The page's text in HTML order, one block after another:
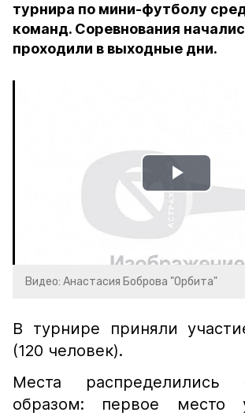
турнира по мини-футболу
команд. Соревнования
проходили в выходные дни.
Play
Video
Видео: Анастасия Боброва "Орбита"
В турнире приняли
(120 человек).
Места распределились
образом: первое место